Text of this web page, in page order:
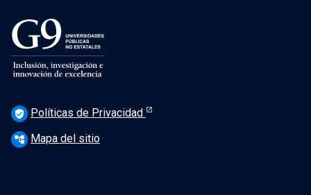
verified_user Políticas de Privacidad
account_tree Mapa del sitio